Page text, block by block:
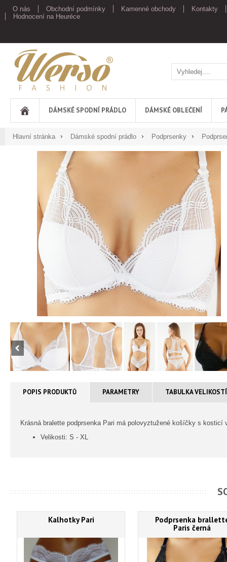
O nás Obchodní podmínky Kamenné obchody
Kontakty
Hodnocení na Heuréce
Werso
DÁMSKÉ SPODNÍ PRÁDLO DÁMSKÉ OBLEČENÍ
Hlavní stránka Dámské spodní prádlo Podprsenky
POPIS PRODUKTŮ PARAMETRY TABULKA
Krásná bralette podprsenka Pari má polovyztužené košíčky s
Velikosti: S - XL
Kalhotky Pari
Podprsenka
Paris černá